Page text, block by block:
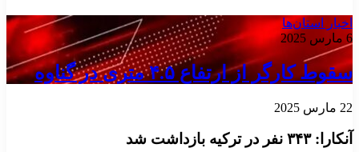
اخبار استان‌ها
6 مارس 2025
سقوط کارگر از ارتفاع ۴.۵ متری در گناوه
22 مارس 2025
آنکارا: ۳۴۳ نفر در ترکیه بازداشت شد